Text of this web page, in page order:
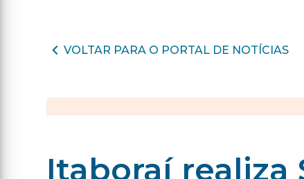
VOLTAR PARA O PORTAL DE NOTÍCIAS
Itaboraí realiza